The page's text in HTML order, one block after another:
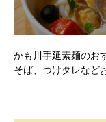
かも川手延素麺のお
そば、つけタレなど